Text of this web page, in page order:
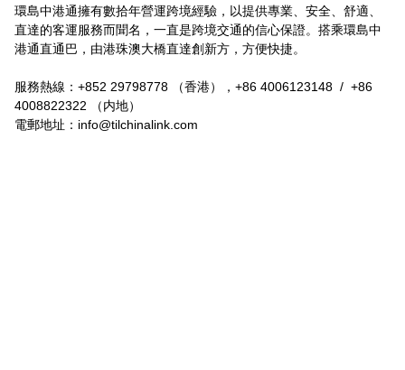
環島中港通擁有數拾年營運跨境經驗，以提供專業、安全、舒適、
直達的客運服務而聞名，一直是跨境交通的信心保證。搭乘環島中
港通直通巴，由港珠澳大橋直達創新方，方便快捷。
服務熱線：+852 29798778 （香港），+86 4006123148  /  +86
4008822322 （内地）
電郵地址： info@tilchinalink.com